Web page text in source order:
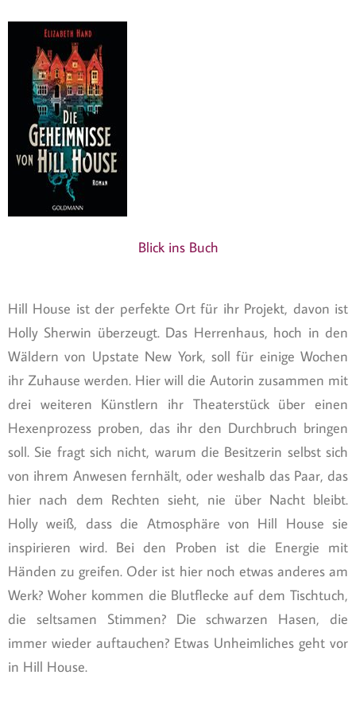
Blick ins Buch
Hill House ist der perfekte Ort für ihr Projekt, davon ist
Holly Sherwin überzeugt. Das Herrenhaus, hoch in den
Wäldern von Upstate New York, soll für einige Wochen
ihr Zuhause werden. Hier will die Autorin zusammen mit
drei weiteren Künstlern ihr Theaterstück über einen
Hexenprozess proben, das ihr den Durchbruch bringen
soll. Sie fragt sich nicht, warum die Besitzerin selbst sich
von ihrem Anwesen fernhält, oder weshalb das Paar, das
hier nach dem Rechten sieht, nie über Nacht bleibt.
Holly weiß, dass die Atmosphäre von Hill House sie
inspirieren wird. Bei den Proben ist die Energie mit
Händen zu greifen. Oder ist hier noch etwas anderes am
Werk? Woher kommen die Blutflecke auf dem Tischtuch,
die seltsamen Stimmen? Die schwarzen Hasen, die
immer wieder auftauchen? Etwas Unheimliches geht vor
in Hill House.